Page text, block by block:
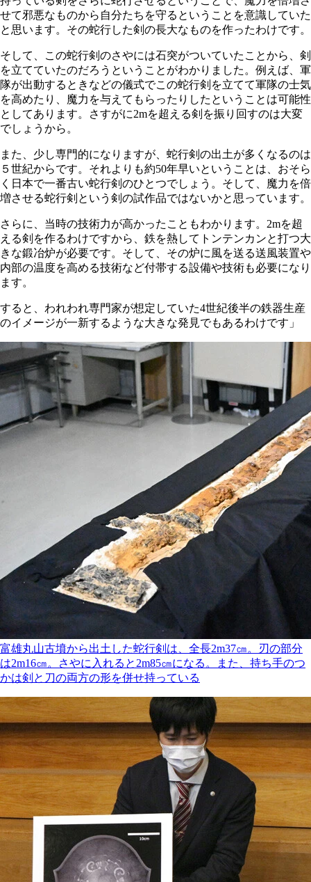
せて邪悪なものから自分たちを守るということを意識していた
と思います。その蛇行した剣の長大なものを作ったわけです。
そして、この蛇行剣のさやには石突がついていたことから、剣
を立てていたのだろうということがわかりました。例えば、軍
隊が出動するときなどの儀式でこの蛇行剣を立てて軍隊の士気
を高めたり、魔力を与えてもらったりしたということは可能性
としてあります。さすがに2mを超える剣を振り回すのは大変
でしょうから。
また、少し専門的になりますが、蛇行剣の出土が多くなるのは
５世紀からです。それよりも約50年早いということは、おそら
く日本で一番古い蛇行剣のひとつでしょう。そして、魔力を倍
増させる蛇行剣という剣の試作品ではないかと思っています。
さらに、当時の技術力が高かったこともわかります。2mを超
える剣を作るわけですから、鉄を熱してトンテンカンと打つ大
きな鍛冶炉が必要です。そして、その炉に風を送る送風装置や
内部の温度を高める技術など付帯する設備や技術も必要になり
ます。
すると、われわれ専門家が想定していた4世紀後半の鉄器生産
のイメージが一新するような大きな発見でもあるわけです」
富雄丸山古墳から出土した蛇行剣は、全長2m37㎝。刃の部分
は2m16㎝。さやに入れると2m85㎝になる。また、持ち手のつ
かは剣と刀の両方の形を併せ持っている